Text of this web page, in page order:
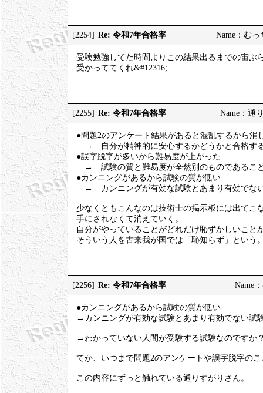
[2254] Re: 令和7年合格率 Name：む
受験勉強してた時間よりこの結果出るまでの宙ぶ
受かっててくれ&#12316;
[2255] Re: 令和7年合格率 Name：通
●問題2のアンケート結果があると混乱するから消
→ 自分が精神的に安心するかどうかと合格す
●誤字脱字が多いから難易度が上がった
→ 試験の質と難易度が全然別のものであるこ
●カンニングがあるから試験の質が低い
→ カンニングが有効な試験とあまり有効でな
少なくともこんなのは技術士の掲示板には出て
手にされなくて消えていく。
自分がやっていることがどれだけ恥ずかしいこと
そういう人を古来我が国では「恥知らず」という
[2256] Re: 令和7年合格率 Name
●カンニングがあるから試験の質が低い
→カンニングが有効な試験とあまり有効でない試
→わかっていない人間が受験する試験なのですか
てか、いつまで問題2のアンケートや誤字脱字の
この内容にずっと触れている通りすがりさん。